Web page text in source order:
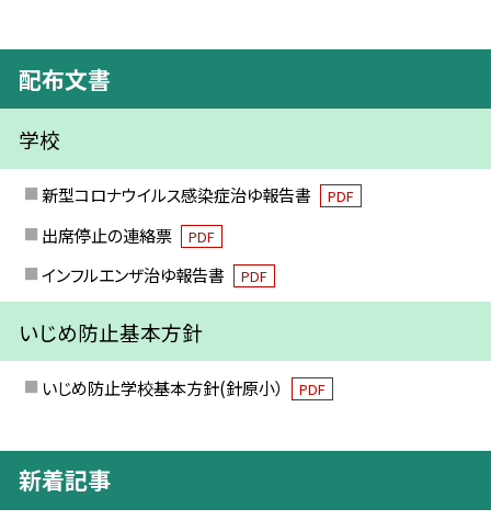
配布文書
学校
新型コロナウイルス感染症治ゆ報告書 PDF
出席停止の連絡票 PDF
インフルエンザ治ゆ報告書 PDF
いじめ防止基本方針
いじめ防止学校基本方針(針原小） PDF
新着記事